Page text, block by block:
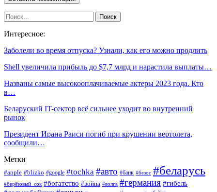
Интересное:
Заболели во время отпуска? Узнали, как его можно продлить
Shell увеличила прибыль до $7,7 млрд и нарастила выплаты…
Названы самые высокооплачиваемые актеры 2023 года. Кто
в…
Беларуский IT-сектор всё сильнее уходит во внутренний
рынок
Президент Ирана Раиси погиб при крушении вертолета,
сообщили…
Метки
#apple #blizko #google #tochka #авто #банк #безос #беларусь
#берёзовый_сок #богатство #война #волга #германия #гибель